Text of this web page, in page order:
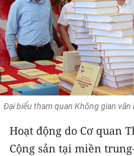
Y TẾ
KHOA HỌC - CÔNG NGHỆ
MÔI TRƯỜNG
BẠN ĐỌC
KIỂM CHỨNG THÔNG TIN
Đại biểu tham quan Không gian
Hoạt động do Cơ quan
Cộng sản tại miền